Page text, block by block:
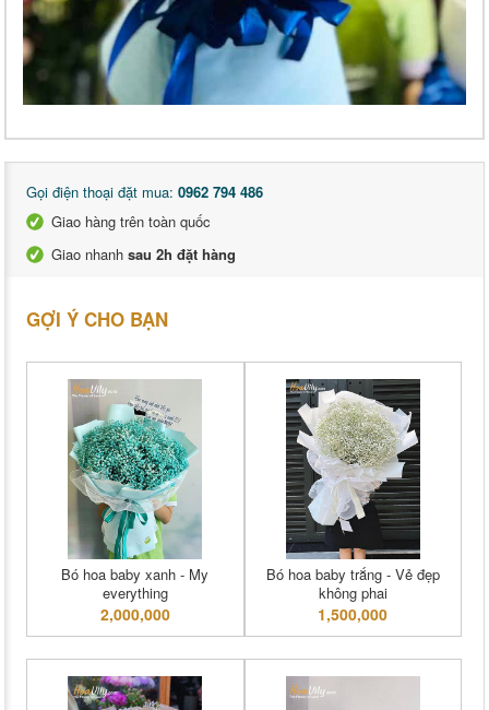
Gọi điện thoại đặt mua: 0962 794 486
Giao hàng trên toàn quốc
Giao nhanh sau 2h đặt hàng
GỢI Ý CHO BẠN
Bó hoa baby xanh - My
everything
2,000,000
Bó hoa baby trắng - Vẻ đẹp
không phai
1,500,000